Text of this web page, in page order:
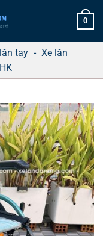
0
tay - Xe lăn